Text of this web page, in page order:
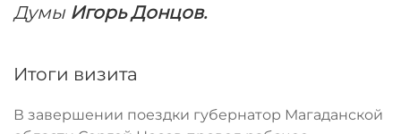
Думы Игорь Донцов.
Итоги визита
В завершении поездки губернатор Магаданской